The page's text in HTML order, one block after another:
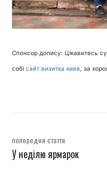
Спонсор допису: Цікавитесь
собі сайт визитка киев , за
попередня стаття
У неділю ярмарок